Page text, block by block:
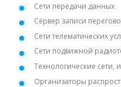
Сети передачи данных
Сервер записи
Сети телематических
Сети подвижной
Технологические
Организаторы